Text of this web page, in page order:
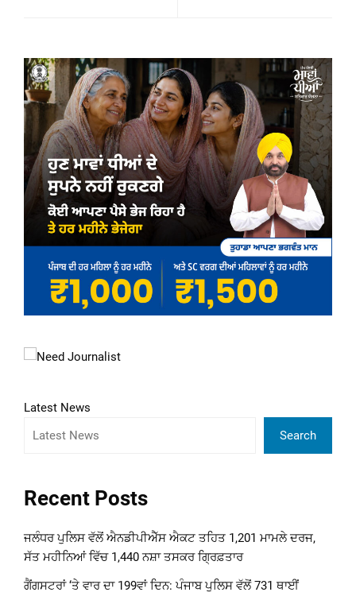
Latest News
Search
Recent Posts
ਜਲੰਧਰ ਪੁਲਿਸ ਵੱਲੋਂ ਐਨਡੀਪੀਐੱਸ ਐਕਟ ਤਹਿਤ 1,201 ਮਾਮਲੇ ਦਰਜ,
ਸੱਤ ਮਹੀਨਿਆਂ ਵਿੱਚ 1,440 ਨਸ਼ਾ ਤਸਕਰ ਗ੍ਰਿਫ਼ਤਾਰ
ਗੈਂਗਸਟਰਾਂ ‘ਤੇ ਵਾਰ ਦਾ 199ਵਾਂ ਦਿਨ: ਪੰਜਾਬ ਪੁਲਿਸ ਵੱਲੋਂ 731 ਥਾਈਂ